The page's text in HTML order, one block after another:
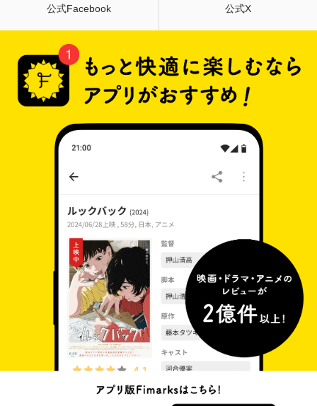
公式Facebook 公式X